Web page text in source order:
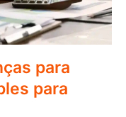
para
para